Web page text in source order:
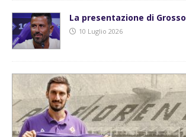
La presentazione di Grosso
10 Luglio 2026